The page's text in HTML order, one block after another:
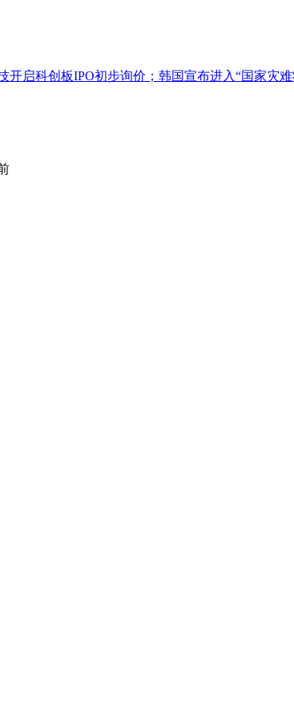
启科创板IPO初步询价；韩国宣布进入“国家灾难